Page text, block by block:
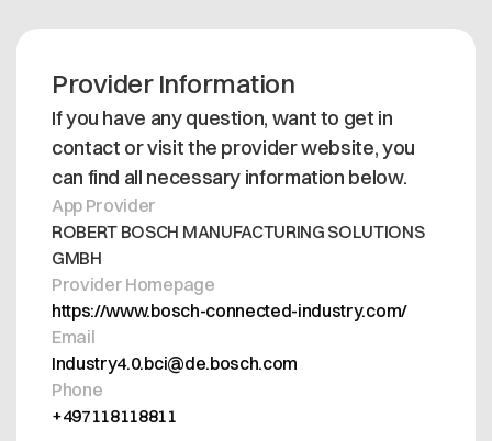
Provider Information
If you have any question, want to get in
contact or visit the provider website, you
can find all necessary information below.
App Provider
ROBERT BOSCH MANUFACTURING SOLUTIONS
GMBH
Provider Homepage
https://www.bosch-connected-industry.com/
Email
Industry4.0.bci@de.bosch.com
Phone
+497118118811